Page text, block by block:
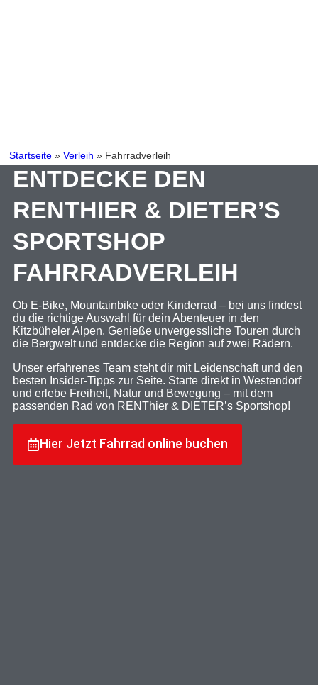
ENTDECKE DEN
RENTHIER & DIETER’S
SPORTSHOP
FAHRRADVERLEIH
Ob E-Bike, Mountainbike oder Kinderrad – bei uns findest
du die richtige Auswahl für dein Abenteuer in den
Kitzbüheler Alpen. Genieße unvergessliche Touren durch
die Bergwelt und entdecke die Region auf zwei Rädern.
Unser erfahrenes Team steht dir mit Leidenschaft und den
besten Insider-Tipps zur Seite. Starte direkt in Westendorf
und erlebe Freiheit, Natur und Bewegung – mit dem
passenden Rad von RENThier & DIETER’s Sportshop!
Hier Jetzt Fahrrad online buchen
Startseite »Verleih » Fahrradverleih